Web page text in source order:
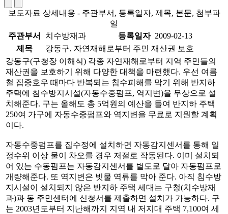
보도자료 상세내용 - 주관부서, 등록일자, 제목, 본문, 첨부파
일
주관부서
치수방재과 등록일자 2009-02-13
제목
강동구, 자연재해로부터 주민 재산권 보호
강동구(구청장 이해식) 각종 자연재해로부터 지역 주민들의
재산권을 보호하기 위해 다양한 대책을 마련했다. 우선 여름
철 집중호우 때마다 반복되는 침수피해를 막기 위해 반지하
주택에 침수방지시설(자동수중펌프, 역지변)을 무상으로 설
치해준다. 구는 올해도 총 5억원의 예산을 들여 반지하 주택
250여 가구에 자동수중펌프와 역지변을 무료로 지원할 계획
이다.
자동수중펌프를 집수정에 설치하면 자동감지센서를 통해 일
정수위 이상 물이 차오를 경우 저절로 작동된다. 이미 설치되
어 있는 수동펌프는 자동감지센서를 별도로 달아 자동펌프로
개량해준다. 또 역지변은 빗물 역류를 막아 준다. 아직 침수방
지시설이 설치되지 않은 반지하 주택 세대는 구청(치수방재
과)과 동 주민센터에 신청서를 제출하면 설치가 가능하다. 구
는 2003년도부터 지난해까지 지역 내 저지대 주택 7,100여 세